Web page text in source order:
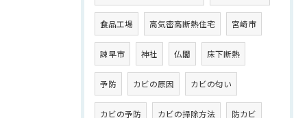
食品工場 高気密高断熱住宅 宮崎市
諫早市 神社 仏閣 床下断熱
予防 カビの原因 カビの匂い
カビの予防 カビの掃除方法 防カビ